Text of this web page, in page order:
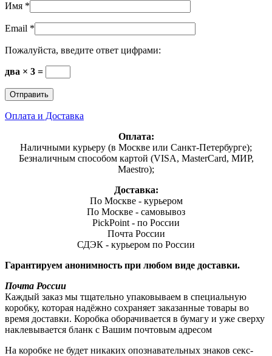
Имя *
Email *
Пожалуйста, введите ответ цифрами:
два × 3 =
Оплата и Доставка
Оплата:
Наличными курьеру (в Москве или Санкт-Петербурге);
Безналичным способом картой (VISA, MasterCard, МИР,
Maestro);
Доставка:
По Москве - курьером
По Москве - самовывоз
PickPoint - по России
Почта России
СДЭК - курьером по России
Гарантируем анонимность при любом виде доставки.
Почта России
Каждый заказ мы тщательно упаковываем в специальную
коробку, которая надёжно сохраняет заказанные товары во
время доставки. Коробка оборачивается в бумагу и уже сверху
наклевывается бланк с Вашим почтовым адресом
На коробке не будет никаких опознавательных знаков секс-